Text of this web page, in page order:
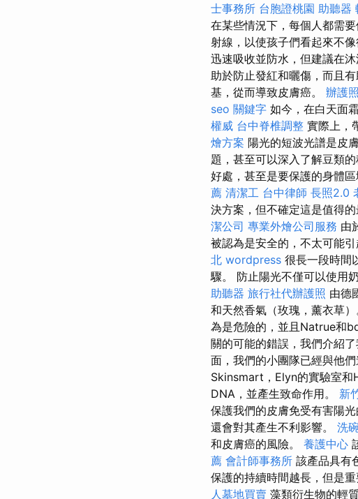
士事務所 台胞證桃園 助聽器
在某些情況下，每個人都需
射線，以使孩子們看起來不像
迅速吸收並防水，但建議在沐
助於防止發紅和曬傷，而且
基，從而導致皮膚癌。 辦護
seo 關鍵字 如今，在白天面
權威 台中脊椎調整 實際上，
燴方案 陽光的短波光譜是皮
題，甚至可以深入了解豆類的
好處，甚至是要保護的身體
薦 清潔工 台中律師 長照2.0
決方案，但不確定這是值得
潔公司 專業外燴公司服務 由
被認為是安全的，不太可能
北 wordpress 很長一段時間
驟。 防止陽光不僅可以使用
助聽器 旅行社代辦護照 由德
和天然香氣（玫瑰，薰衣草）
為是危險的，並且Natrue和
關的可能的錯誤，我們介紹
面，我們的小團隊已經與他
Skinsmart，Elyn的實驗室和
DNA，並產生致命作用。 新
保護我們的皮膚免受有害陽
還會對其產生不利影響。 洗
和皮膚癌的風險。 養護中心
薦 會計師事務所 該產品具有
保護的持續時間越長，但是
人墓地買賣 藻類衍生物的輕